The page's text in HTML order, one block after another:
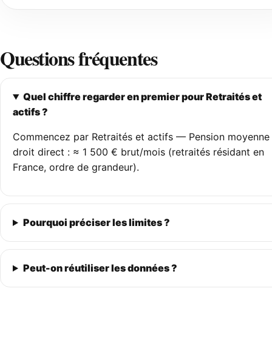
Questions fréquentes
Quel chiffre regarder en premier pour Retraités et
actifs ?
Commencez par Retraités et actifs — Pension moyenne
droit direct : ≈ 1 500 € brut/mois (retraités résidant en
France, ordre de grandeur).
Pourquoi préciser les limites ?
Peut-on réutiliser les données ?